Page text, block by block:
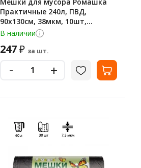
Практичные 240л, ПВД,
90х130см, 38мкм, 10шт,
черного цвета, в рулоне
В наличии
247₽ за шт.
- +